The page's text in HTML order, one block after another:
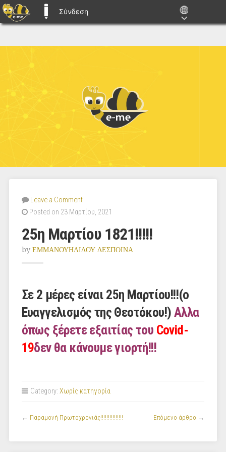
E-ME BLOGS
Σύνδεση
Leave a Comment
Posted on 23 Μαρτίου, 2021
25η Μαρτίου 1821!!!!!
by ΕΜΜΑΝΟΥΗΛΙΔΟΥ ΔΕΣΠΟΙΝΑ
Σε 2 μέρες είναι 25η Μαρτίου!!!(ο
Ευαγγελισμός της Θεοτόκου!) Αλλα
όπως ξέρετε εξαιτίας του Covid-
19δεν θα κάνουμε γιορτή!!!
Category: Χωρίς κατηγορία
← Παραμονή Πρωτοχρονιάς!!!!!!!!!!!!!!! Επόμενο άρθρο →